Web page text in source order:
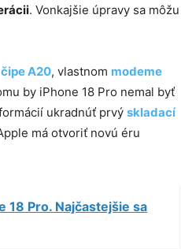
. Vonkajšie úpravy sa môžu
čipe A20, vlastnom modeme
by iPhone 18 Pro nemal byť
ukradnúť prvý skladací
má otvoriť novú éru
18 Pro. Najčastejšie sa